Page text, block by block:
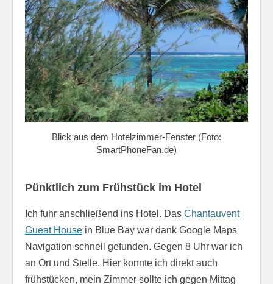
Blick aus dem Hotelzimmer-Fenster (Foto:
SmartPhoneFan.de)
Pünktlich zum Frühstück im Hotel
Ich fuhr anschließend ins Hotel. Das Chantauvent
Gueat House in Blue Bay war dank Google Maps
Navigation schnell gefunden. Gegen 8 Uhr war ich
an Ort und Stelle. Hier konnte ich direkt auch
frühstücken, mein Zimmer sollte ich gegen Mittag